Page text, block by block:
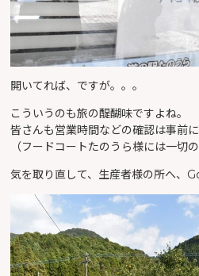
開いてれば、ですが。。。
こういうのも旅の醍醐味ですよね。
皆さんも営業時間などの確認は事前に
（フードコートたのうら様には一切
気を取り直して、生産者様の所へ、Go